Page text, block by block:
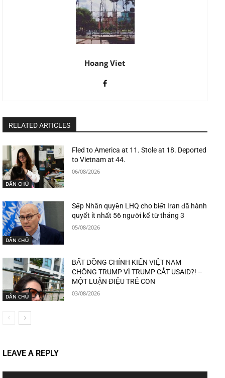
Hoang Viet
RELATED ARTICLES
DÂN CHỦ
Fled to America at 11. Stole at 18. Deported
to Vietnam at 44.
06/08/2026
DÂN CHỦ
Sếp Nhân quyền LHQ cho biết Iran đã hành
quyết ít nhất 56 người kể từ tháng 3
05/08/2026
DÂN CHỦ
BẤT ĐỒNG CHÍNH KIẾN VIỆT NAM
CHỐNG TRUMP VÌ TRUMP CẮT USAID?! –
MỘT LUẬN ĐIỆU TRẺ CON
03/08/2026
LEAVE A REPLY